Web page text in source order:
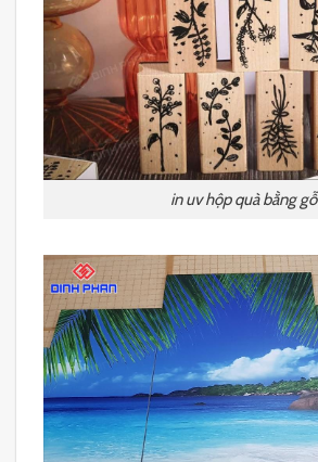
in uv hộp quà bằng gỗ